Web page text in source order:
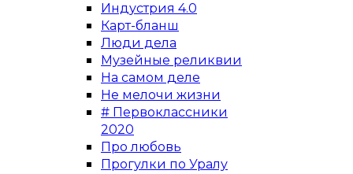
Индустрия 4.0
Карт-бланш
Люди дела
Музейные реликвии
На самом деле
Не мелочи жизни
# Первоклассники
2020
Про любовь
Прогулки по Уралу